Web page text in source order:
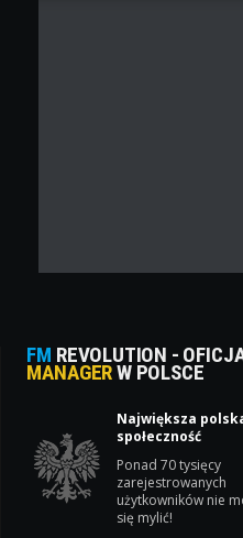
FM REVOLUTION -
MANAGERW POLSCE
Największa
społeczność
Ponad 70 tysięcy
zarejestrowanych
użytkowników nie
się mylić!